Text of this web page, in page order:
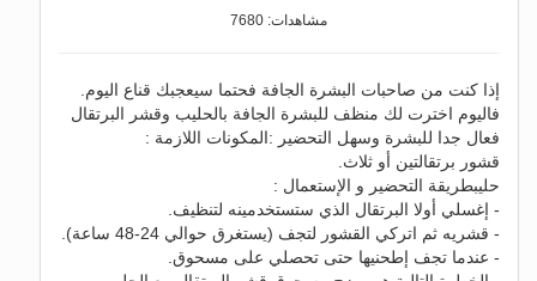
مشاهدات: 7680
إذا كنت من صاحبات البشرة الجافة فحتما سيعجبك قناع اليوم.
فاليوم اخترت لك منظف للبشرة الجافة بالحليب وقشر البرتقال
فعال جدا للبشرة وسهل التحضير :المكونات اللازمة :
قشور برتقالتين أو ثلاث.
حليبطريقة التحضير و الإستعمال :
- إغسلي أولا البرتقال الذي ستستخدمينه لتنظيف.
- قشريه ثم اتركي القشور لتجف (يستغرق حوالي 24-48 ساعة).
- عندما تجف إطحنيها حتى تحصلي على مسحوق.